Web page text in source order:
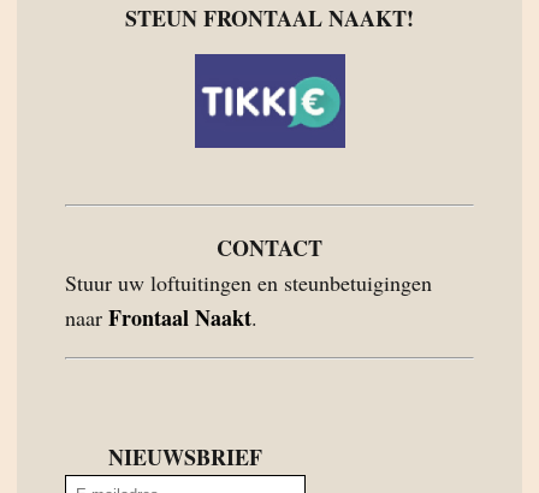
STEUN FRONTAAL NAAKT!
CONTACT
Stuur uw loftuitingen en steunbetuigingen
naar Frontaal Naakt.
NIEUWSBRIEF